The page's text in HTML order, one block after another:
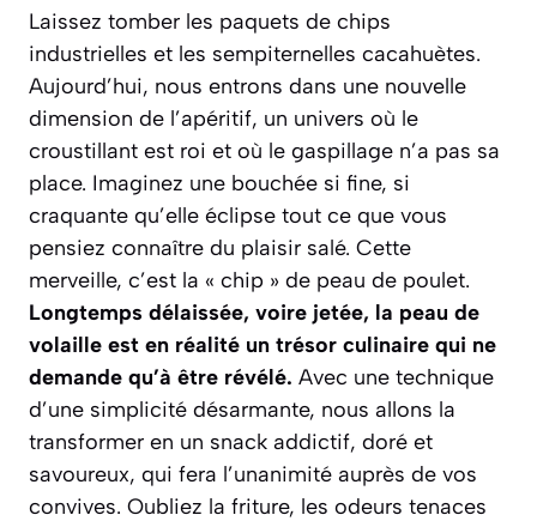
Laissez tomber les paquets de chips
industrielles et les sempiternelles cacahuètes.
Aujourd’hui, nous entrons dans une nouvelle
dimension de l’apéritif, un univers où le
croustillant est roi et où le gaspillage n’a pas sa
place. Imaginez une bouchée si fine, si
craquante qu’elle éclipse tout ce que vous
pensiez connaître du plaisir salé. Cette
merveille, c’est la « chip » de peau de poulet.
Longtemps délaissée, voire jetée, la peau de
volaille est en réalité un trésor culinaire qui ne
demande qu’à être révélé. Avec une technique
d’une simplicité désarmante, nous allons la
transformer en un snack addictif, doré et
savoureux, qui fera l’unanimité auprès de vos
convives. Oubliez la friture, les odeurs tenaces